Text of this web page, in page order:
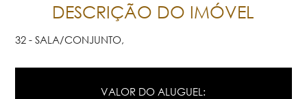
DESCRIÇÃO DO IMÓVEL
32 - SALA/CONJUNTO,
VALOR DO ALUGUEL: